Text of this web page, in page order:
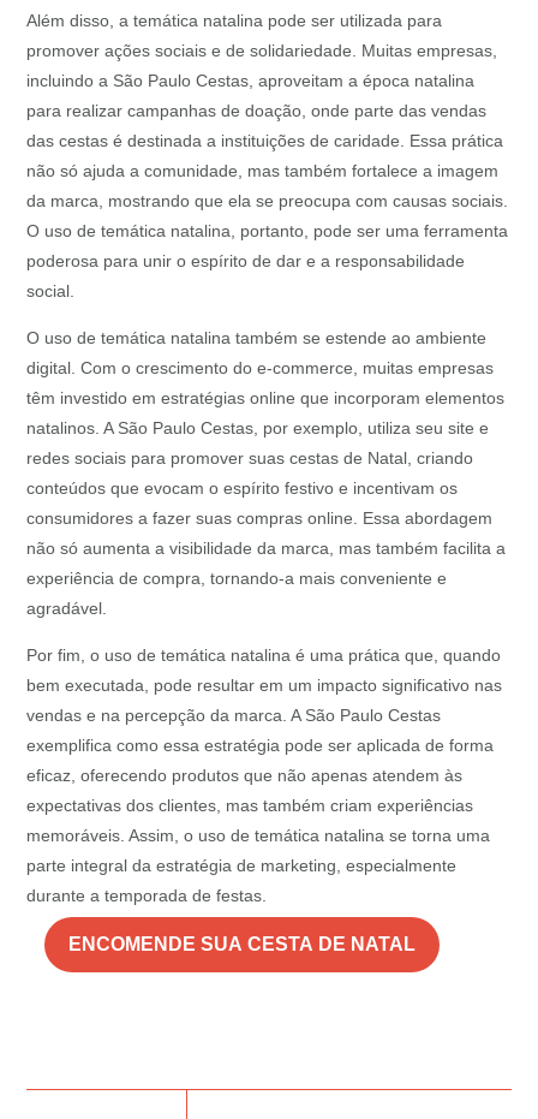
Além disso, a temática natalina pode ser utilizada para
promover ações sociais e de solidariedade. Muitas empresas,
incluindo a São Paulo Cestas, aproveitam a época natalina
para realizar campanhas de doação, onde parte das vendas
das cestas é destinada a instituições de caridade. Essa prática
não só ajuda a comunidade, mas também fortalece a imagem
da marca, mostrando que ela se preocupa com causas sociais.
O uso de temática natalina, portanto, pode ser uma ferramenta
poderosa para unir o espírito de dar e a responsabilidade
social.
O uso de temática natalina também se estende ao ambiente
digital. Com o crescimento do e-commerce, muitas empresas
têm investido em estratégias online que incorporam elementos
natalinos. A São Paulo Cestas, por exemplo, utiliza seu site e
redes sociais para promover suas cestas de Natal, criando
conteúdos que evocam o espírito festivo e incentivam os
consumidores a fazer suas compras online. Essa abordagem
não só aumenta a visibilidade da marca, mas também facilita a
experiência de compra, tornando-a mais conveniente e
agradável.
Por fim, o uso de temática natalina é uma prática que, quando
bem executada, pode resultar em um impacto significativo nas
vendas e na percepção da marca. A São Paulo Cestas
exemplifica como essa estratégia pode ser aplicada de forma
eficaz, oferecendo produtos que não apenas atendem às
expectativas dos clientes, mas também criam experiências
memoráveis. Assim, o uso de temática natalina se torna uma
parte integral da estratégia de marketing, especialmente
durante a temporada de festas.
ENCOMENDE SUA CESTA DE NATAL